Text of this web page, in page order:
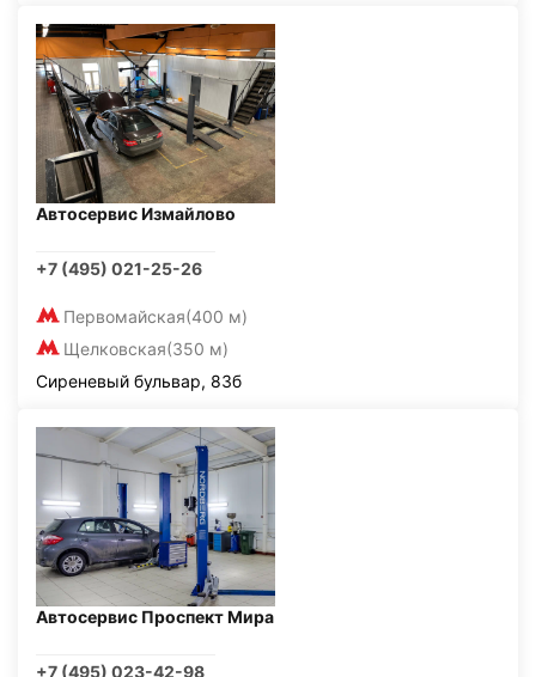
Автосервис Измайлово
+7 (495) 021-25-26
Первомайская(400 м)
Щелковская(350 м)
Сиреневый бульвар, 83б
Автосервис Проспект Мира
+7 (495) 023-42-98